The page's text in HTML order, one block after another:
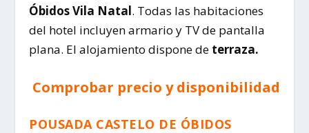
Óbidos Vila Natal. Todas las habitaciones
del hotel incluyen armario y TV de pantalla
plana. El alojamiento dispone de terraza.
Comprobar precio y disponibilidad
POUSADA CASTELO DE ÓBIDOS